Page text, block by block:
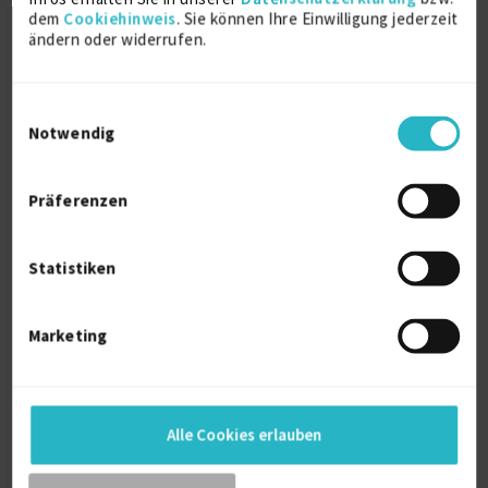
dem Cookiehinweis. Sie können Ihre Einwilligung jederzeit
ändern oder widerrufen.
Notwendig
Präferenzen
Statistiken
Marketing
Alle Cookies erlauben
Google Ads Partner
Weitere Kenntnisse
Responsive Suchanzeigen Erstellung
Leadgenerierung
Google Ads Kampagnen Optimierung
SEA Potenzialanalyse
Anzeigenoptimierung